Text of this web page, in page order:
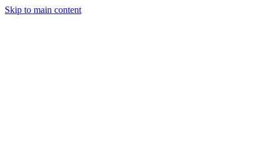
Skip to main content